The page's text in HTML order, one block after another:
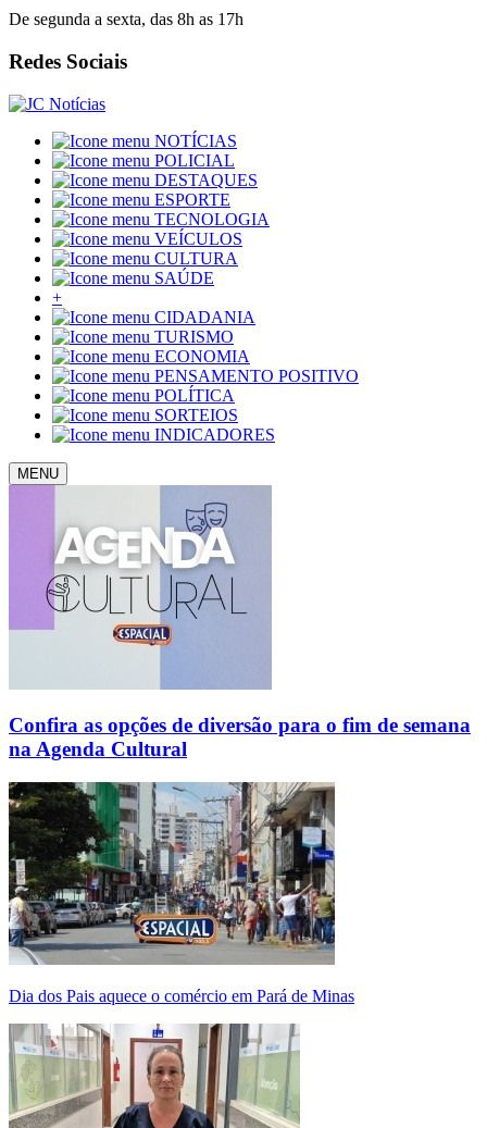
De segunda a sexta, das 8h as 17h
Redes Sociais
NOTÍCIAS
POLICIAL
DESTAQUES
ESPORTE
TECNOLOGIA
VEÍCULOS
CULTURA
SAÚDE
+
CIDADANIA
TURISMO
ECONOMIA
PENSAMENTO POSITIVO
POLÍTICA
SORTEIOS
INDICADORES
MENU
Confira as opções de diversão para o fim de semana
na Agenda Cultural
Dia dos Pais aquece o comércio em Pará de Minas